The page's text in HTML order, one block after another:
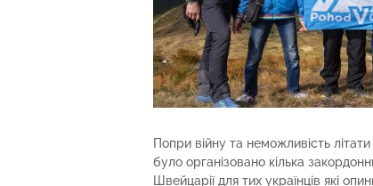
Попри війну та неможливість
було організовано кілька
Швейцарії для тих українців які